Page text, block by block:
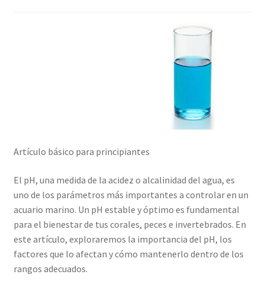
Artículo básico para principiantes
El pH, una medida de la acidez o alcalinidad del agua, es
uno de los parámetros más importantes a controlar en un
acuario marino. Un pH estable y óptimo es fundamental
para el bienestar de tus corales, peces e invertebrados. En
este artículo, exploraremos la importancia del pH, los
factores que lo afectan y cómo mantenerlo dentro de los
rangos adecuados.